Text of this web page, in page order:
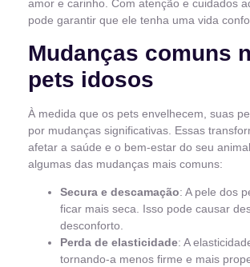
amor e carinho. Com atenção e cuidados
pode garantir que ele tenha uma vida
Mudanças comuns
pets idosos
À medida que os pets envelhecem, suas
por mudanças significativas. Essas
afetar a saúde e o bem-estar do seu
algumas das mudanças mais comuns:
Secura e descamação: A pele dos
ficar mais seca. Isso pode causar
desconforto.
Perda de elasticidade: A
tornando-a menos firme e mais